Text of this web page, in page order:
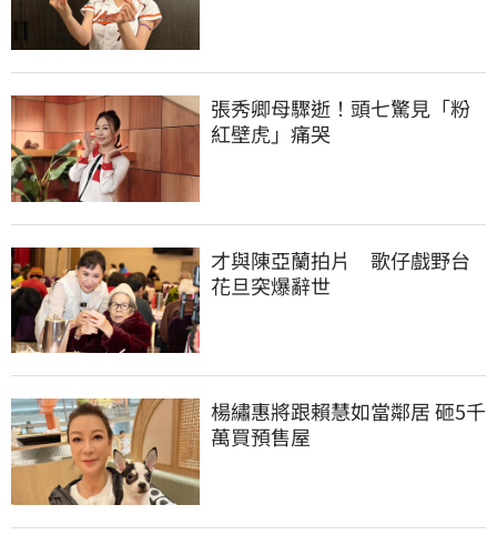
張秀卿母驟逝！頭七驚見「粉
紅壁虎」痛哭
才與陳亞蘭拍片　歌仔戲野台
花旦突爆辭世
楊繡惠將跟賴慧如當鄰居 砸5千
萬買預售屋